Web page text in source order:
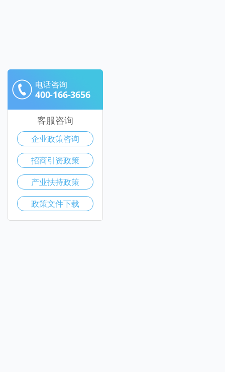
电话咨询
400-166-3656
客服咨询
企业政策咨询
招商引资政策
产业扶持政策
政策文件下载